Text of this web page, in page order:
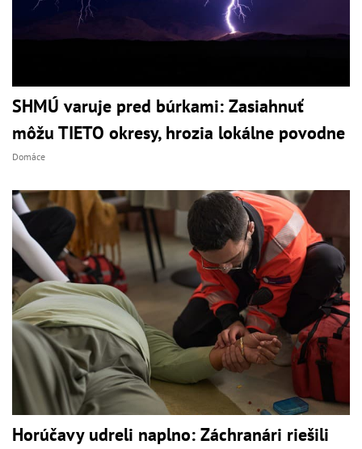
SHMÚ varuje pred búrkami: Zasiahnuť
môžu TIETO okresy, hrozia lokálne povodne
Domáce
Horúčavy udreli naplno: Záchranári riešili